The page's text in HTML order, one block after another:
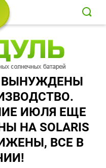
ИЮЛЯ ЕЩЕ
НА SOLARIS
ВСЕ В